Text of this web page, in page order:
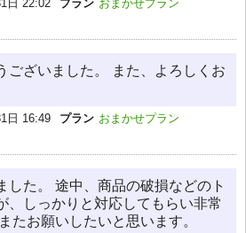
日 22:02 プラン おまかせプラン
ございました。 また、よろしくお
日 16:49 プラン おまかせプラン
した。 途中、商品の破損などのト
、しっかりと対応してもらい非常
たお願いしたいと思います。